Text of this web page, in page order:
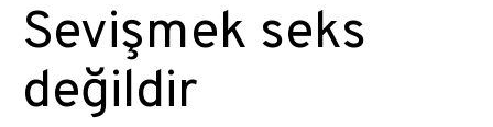
Sevişmek seks
değildir